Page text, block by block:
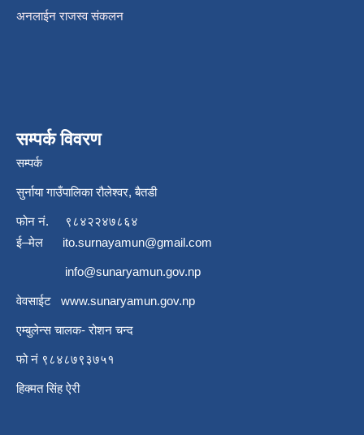
अनलाईन राजस्व संकलन
सम्पर्क विवरण
सम्पर्क
सुर्नाया गाउँपालिका रौलेश्वर, बैतडी
फोन नं.
९८४२२४७८६४
ई–मेल ito.surnayamun@gmail.com
info@sunaryamun.gov.np
वेवसाईट www.sunaryamun.gov.np
एम्बुलेन्स चालक- रोशन चन्द
फो नं ९८४८७९३७५१
हिक्मत सिंह ऐरी